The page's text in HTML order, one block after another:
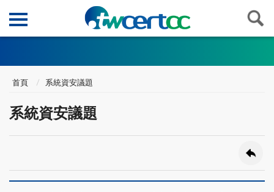
首頁 系統資安議題
系統資安議題